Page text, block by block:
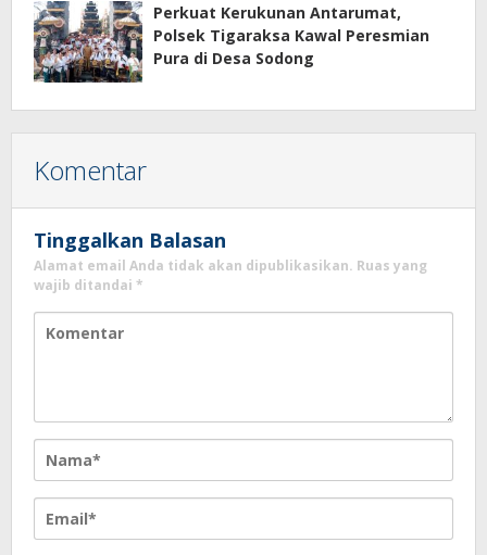
Perkuat Kerukunan Antarumat,
Polsek Tigaraksa Kawal Peresmian
Pura di Desa Sodong
Komentar
Tinggalkan Balasan
Alamat email Anda tidak akan dipublikasikan. Ruas yang
wajib ditandai *